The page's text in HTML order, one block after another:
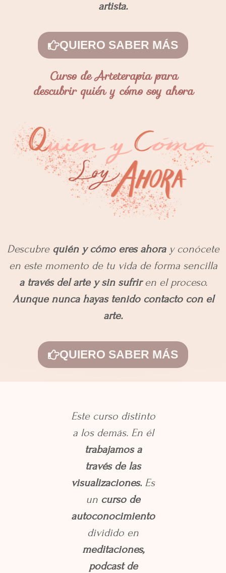
Curso de Arteterapia para
descubrir quién y cómo soy ahora
Descubre quién y cómo eres ahoray conócete
en este momento de tu vida de forma sencilla
a través del arte y sin sufriren el proceso.
Aunque nunca hayas tenido contacto con el
arte.
QUIERO SABER MÁS
artista.
QUIERO SABER MÁS
Este curso distinto
a los demás. En él
trabajamos a
través de las
visualizaciones. Es
un curso de
autoconocimiento
dividido en
meditaciones,
podcast de